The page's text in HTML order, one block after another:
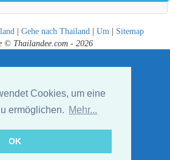
Cookies, um eine
ermöglichen. Mehr...
OK
| Gehe nach Thailand| Um| Sitemap
© Thailandee.com - 2026